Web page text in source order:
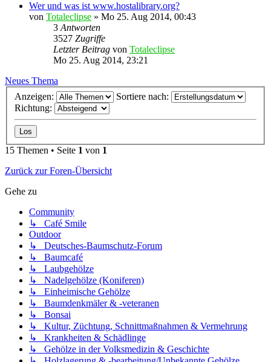
Wer und was ist www.hostalibrary.org?
von Totaleclipse » Mo 25. Aug 2014, 00:43
3 Antworten
3527 Zugriffe
Letzter Beitrag von Totaleclipse
Mo 25. Aug 2014, 23:21
Neues Thema
Anzeigen:
Sortiere nach:
Richtung:
15 Themen • Seite 1 von 1
Zurück zur Foren-Übersicht
Gehe zu
Community
↳ Café Smile
Outdoor
↳ Deutsches-Baumschutz-Forum
↳ Baumcafé
↳ Laubgehölze
↳ Nadelgehölze (Koniferen)
↳ Einheimische Gehölze
↳ Baumdenkmäler & -veteranen
↳ Bonsai
↳ Kultur, Züchtung, Schnittmaßnahmen & Vermehrung
↳ Krankheiten & Schädlinge
↳ Gehölze in der Volksmedizin & Geschichte